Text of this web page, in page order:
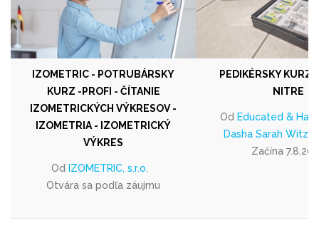
IZOMETRIC - POTRUBÁRSKY
KURZ -PROFI - ČÍTANIE
IZOMETRICKÝCH VÝKRESOV -
IZOMETRIA - IZOMETRICKÝ
VÝKRES
Od IZOMETRIC, s.r.o.
Otvára sa podľa záujmu
PEDIKÉRSKY KURZ
NITRE
Od Educated &
Dasha Sarah
Začína